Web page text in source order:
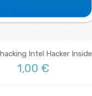
Intel Hacker Inside
1,00 €